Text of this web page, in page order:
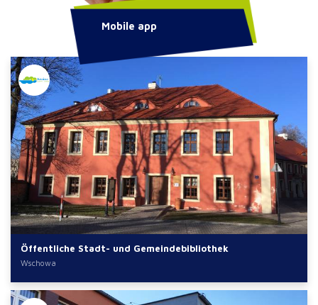
Öffentliche Stadt- und Gemeindebibliothek
Wschowa
Mobile app